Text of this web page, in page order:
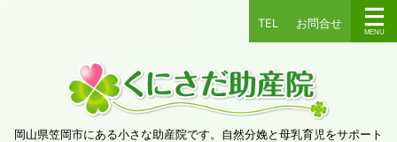
TEL お問合せ
岡山県笠岡市にある小さな助産院です。自然分娩と母乳育児をサポート